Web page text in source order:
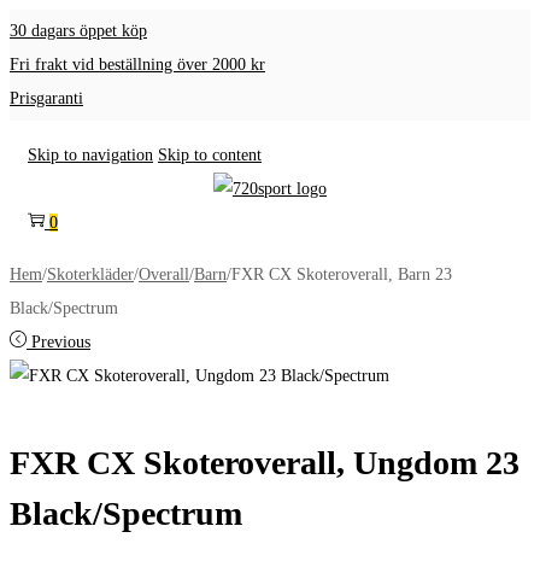
30 dagars öppet köp
Fri frakt vid beställning över 2000 kr
Prisgaranti
Skip to navigation Skip to content
0
Hem/Skoterkläder/Overall/Barn/FXR CX Skoteroverall, Barn 23
Black/Spectrum
Previous
FXR CX Skoteroverall, Ungdom 23
Black/Spectrum